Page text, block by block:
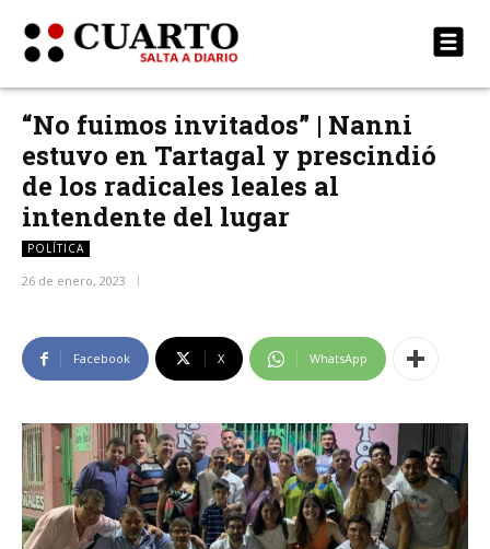
“No fuimos invitados” | Nanni
estuvo en Tartagal y prescindió
de los radicales leales al
intendente del lugar
POLÍTICA
26 de enero, 2023
Facebook X WhatsApp